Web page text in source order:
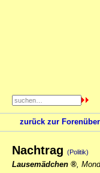
zurück zur
Nachtrag (Politik)
Lausemädchen